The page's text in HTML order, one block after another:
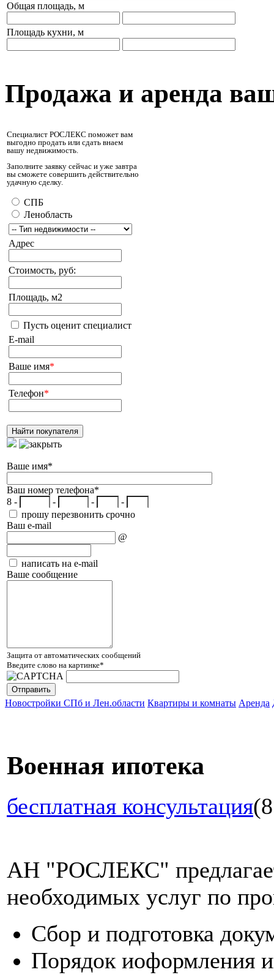
Общая площадь, м
Площадь кухни, м
Продажа и аренда
Специалист РОСЛЕКС поможет вам
выгодно продать или сдать внаем
вашу недвижимость.
Заполните заявку сейчас и уже завтра
вы сможете совершить действительно
удачную сделку.
СПБ
Ленобласть
Адрес
Стоимость, руб:
Площадь, м2
Пусть оценит специалист
E-mail
Ваше имя*
Телефон*
Ваше имя*
Ваш номер телефона*
8 -
- -
-
прошу перезвонить срочно
Ваш e-mail
@
написать на e-mail
Ваше сообщение
Защита от автоматических сообщений
Введите слово на картинке*
Новостройки СПб и Лен.области Квартиры и комнаты Аренда
Военная ипотека
бесплатная консультация
АН "РОСЛЕКС"
необходимых услуг по
Сбор и подготовка
Порядок иоформления